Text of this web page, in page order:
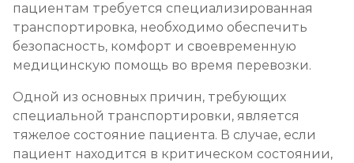
пациентам требуется специализированная
транспортировка, необходимо обеспечить
безопасность, комфорт и своевременную
медицинскую помощь во время перевозки.
Одной из основных причин, требующих
специальной транспортировки, является
тяжелое состояние пациента. В случае, если
пациент находится в критическом состоянии,